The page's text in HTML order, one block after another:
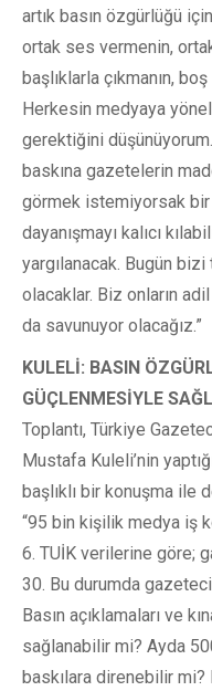
artık basın özgürlüğü
ortak ses vermenin,
başlıklarla çıkmanın,
Herkesin medyaya
gerektiğini
baskına gazetelerin
görmek istemiyorsak bir
dayanışmayı kalıcı
yargılanacak. Bugün
olacaklar. Biz onların adil
da savunuyor olacağız.”
KULELİ: BASIN
GÜÇLENMESİYLE
Toplantı, Türkiye
Mustafa Kuleli’nin
başlıklı bir konuşma ile
“95 bin kişilik medya iş
6. TUİK verilerine göre;
30. Bu durumda
Basın açıklamaları ve
sağlanabilir mi? Ayda
baskılara direnebilir mi?